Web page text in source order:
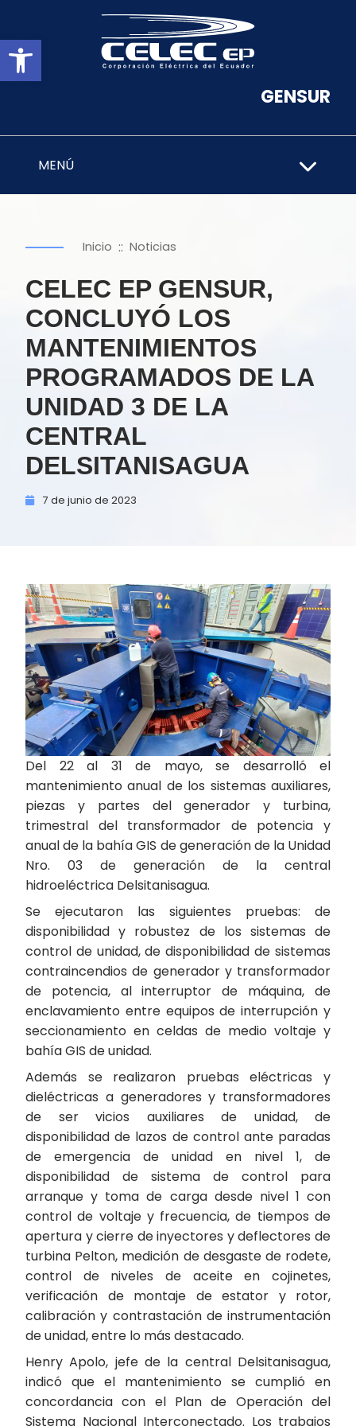
Abrir barra de herramientas
GENSUR
MENÚ
Inicio :: Noticias
CELEC EP GENSUR,
CONCLUYÓ LOS
MANTENIMIENTOS
PROGRAMADOS DE LA
UNIDAD 3 DE LA
CENTRAL
DELSITANISAGUA
7 de junio de 2023
Del 22 al 31 de mayo, se desarrolló el
mantenimiento anual de los sistemas auxiliares,
piezas y partes del generador y turbina,
trimestral del transformador de potencia y
anual de la bahía GIS de generación de la Unidad
Nro. 03 de generación de la central
hidroeléctrica Delsitanisagua.
Se ejecutaron las siguientes pruebas: de
disponibilidad y robustez de los sistemas de
control de unidad, de disponibilidad de sistemas
contraincendios de generador y transformador
de potencia, al interruptor de máquina, de
enclavamiento entre equipos de interrupción y
seccionamiento en celdas de medio voltaje y
bahía GIS de unidad.
Además se realizaron pruebas eléctricas y
dieléctricas a generadores y transformadores
de ser vicios auxiliares de unidad, de
disponibilidad de lazos de control ante paradas
de emergencia de unidad en nivel 1, de
disponibilidad de sistema de control para
arranque y toma de carga desde nivel 1 con
control de voltaje y frecuencia, de tiempos de
apertura y cierre de inyectores y deflectores de
turbina Pelton, medición de desgaste de rodete,
control de niveles de aceite en cojinetes,
verificación de montaje de estator y rotor,
calibración y contrastación de instrumentación
de unidad, entre lo más destacado.
Henry Apolo, jefe de la central Delsitanisagua,
indicó que el mantenimiento se cumplió en
concordancia con el Plan de Operación del
Sistema Nacional Interconectado. Los trabajos